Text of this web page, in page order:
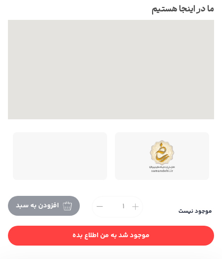
موجود نیست
افزودن به سبد
موجود شد به من اطلاع بده
ما در اینجا هستیم
تمام حقوق این فروشگاه متعلق به می باشد. |طراحی و
توسعه ایندکس